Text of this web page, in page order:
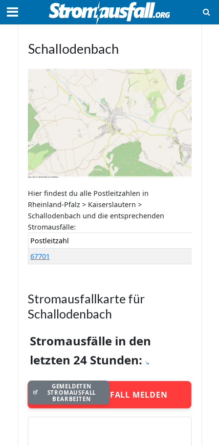
Schallodenbach
Hier findest du alle Postleitzahlen in
Rheinland-Pfalz > Kaiserslautern >
Schallodenbach und die entsprechenden
Stromausfälle:
Postleitzahl
67701
Stromausfallkarte für
Schallodenbach
Stromausfälle in den
letzten 24 Stunden:
STROMAUSFALL MELDEN
GEMELDETEN
STROMAUSFALL
BEARBEITEN